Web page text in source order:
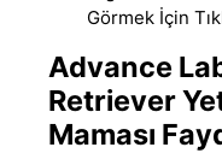
Görmek İçin
Advance
Retriever
Maması